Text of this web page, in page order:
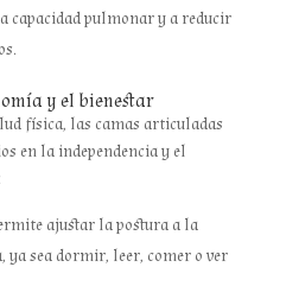
capacidad pulmonar y a reducir
y el bienestar
física, las camas articuladas
en la independencia y el
ajustar la postura a la
ya sea dormir, leer, comer o ver